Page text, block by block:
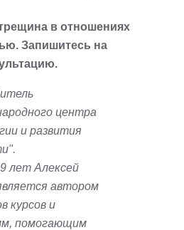
в отношениях
Запишитесь на
центра
и развития
лет Алексей
автором
курсов и
помогающим